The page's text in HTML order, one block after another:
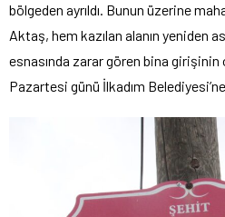
bölgeden ayrıldı. Bunun üzerine
Aktaş, hem kazılan alanın yeniden
esnasında zarar gören bina girişinin
Pazartesi günü İlkadım